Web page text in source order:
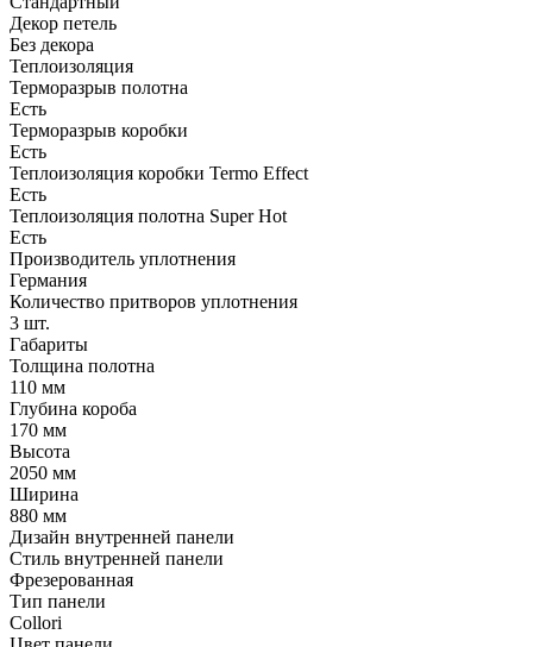
Декор петель
Без декора
Теплоизоляция
Терморазрыв полотна
Есть
Терморазрыв коробки
Есть
Теплоизоляция коробки Termo Effect
Есть
Теплоизоляция полотна Super Нot
Есть
Производитель уплотнения
Германия
Количество притворов уплотнения
3 шт.
Габариты
Толщина полотна
110 мм
Глубина короба
170 мм
Высота
2050 мм
Ширина
880 мм
Дизайн внутренней панели
Стиль внутренней панели
Фрезерованная
Тип панели
Collori